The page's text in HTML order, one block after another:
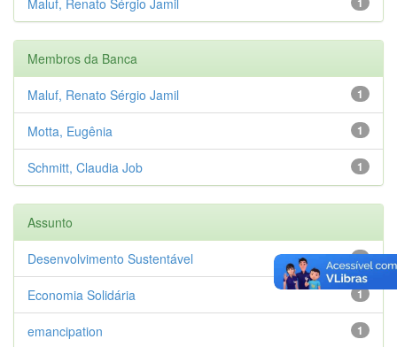
Membros da Banca
1
Maluf, Renato Sérgio Jamil
1
Motta, Eugênia
1
Schmitt, Claudia Job
Assunto
1
Desenvolvimento Sustentável
1
Economia Solidária
1
emancipation